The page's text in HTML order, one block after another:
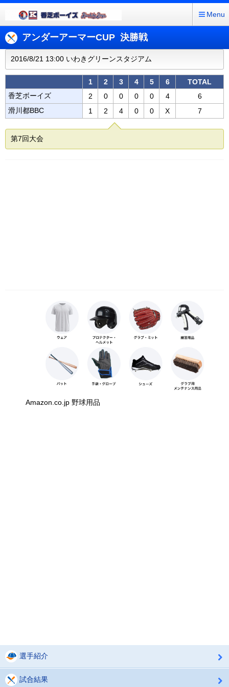
Menu
アンダーアーマーCUP 決勝戦
2016/8/21 13:00 いわきグリーンスタジアム
1 2 3 4 5 6
TOTAL
香芝ボーイズ
2 0 0 0 0 4
6
滑川都BBC
1 2 4 0 0 X 7
第7回大会
Amazon.co.jp 野球用品
選手紹介
試合結果